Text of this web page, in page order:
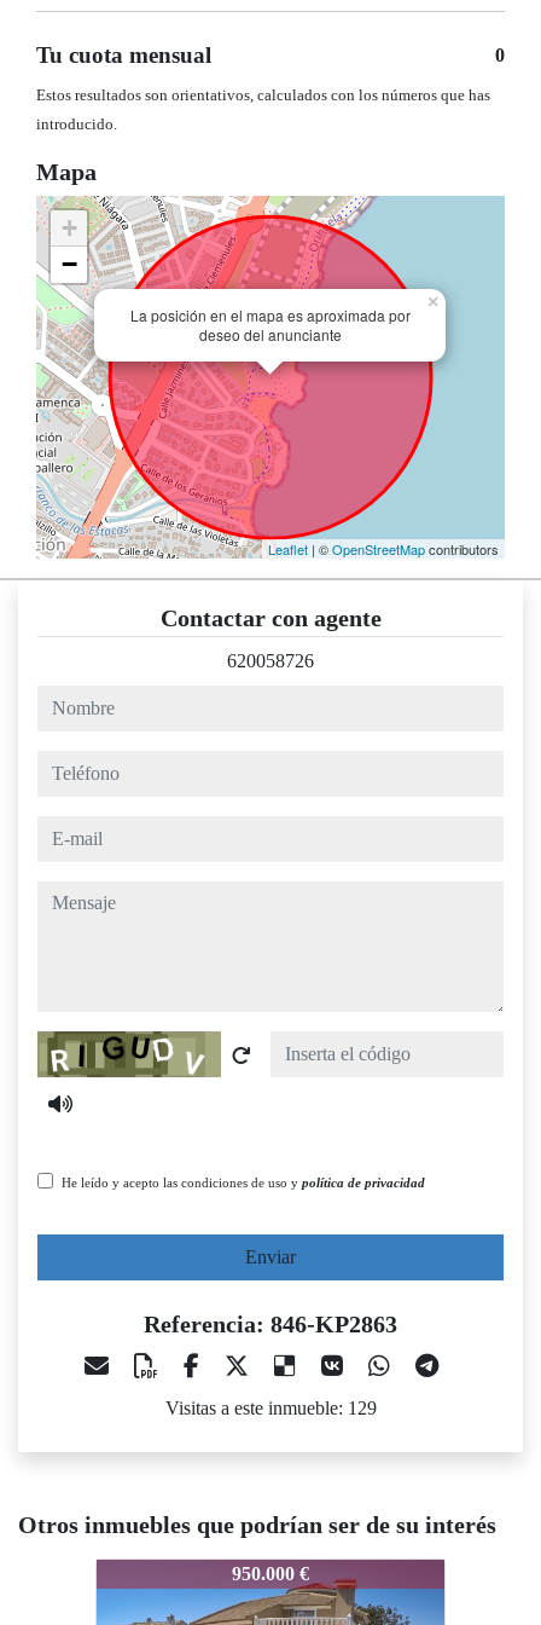
Tu cuota mensual 0
Estos resultados son orientativos, calculados con los números que has
introducido.
Mapa
La posición en el mapa es aproximada por
deseo del anunciante
×
+
−
Leaflet | ©OpenStreetMapcontributors
Contactar con agente
620058726
nombre
teléfono
e-mail
mensaje
Captcha
He leído y acepto las condiciones de uso y política de privacidad
Enviar
Referencia: 846-KP2863
Visitas a este inmueble: 129
Otros inmuebles que podrían ser de su interés
650.000 €